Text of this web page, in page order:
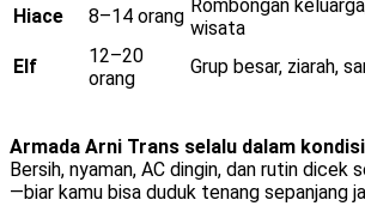
Hiace
8–14 orang Rombongan
wisata
Elf
12–20
orang
Grup besar, ziarah,
Armada Arni Trans selalu dalam
Bersih, nyaman, AC dingin, dan rutin dicek
—biar kamu bisa duduk tenang sepanjang